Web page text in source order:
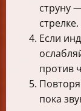
струну
стрелке.
Если
против
пока